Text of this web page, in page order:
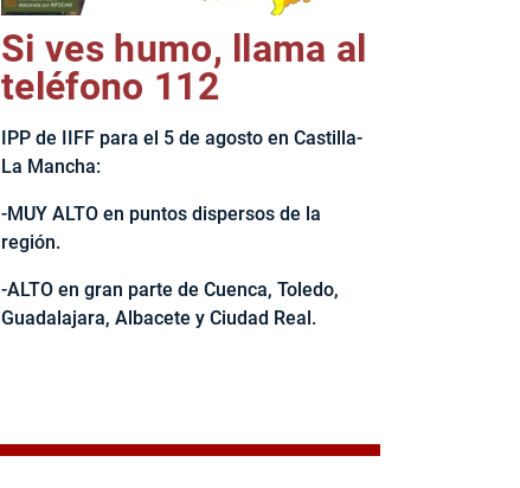
Si ves humo, llama al
teléfono 112
IPP de IIFF para el 5 de agosto en Castilla-
La Mancha:
-MUY ALTO en puntos dispersos de la
región.
-ALTO en gran parte de Cuenca, Toledo,
Guadalajara, Albacete y Ciudad Real.